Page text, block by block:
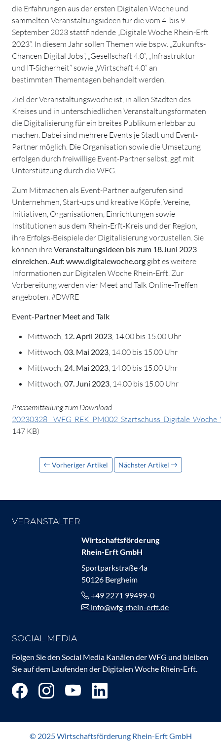
die Erfahrungen aus der ersten Digitalen Woche und
sammelten Veranstaltungsideen für die vom 4. bis 9.
September 2023 stattfindende „Digitale Woche Rhein-Erft
2023“. In diesem Jahr sollen Themen wie bspw. „Zukunfts-
Chancen Digital Jobs“, „Gesellschaft 4.0“, „Infrastruktur
und IT-Sicherheit“ sowie „Wirtschaft 4.0“ an
bestimmten Thementagen behandelt werden.
Ziel der Veranstaltungswoche ist, in allen Städten des
Kreises und in unterschiedlichen Veranstaltungsformaten
die Digitalisierung für ein breites Publikum erlebbar zu
machen. Dabei sind mehrere Events je Stadt und Event-
Partner möglich. Die Organisation sowie die Umsetzung
erfolgen durch freiwillige Event-Partner selbst, ggf. mit
Unterstützung durch die WFG.
Zum Mitmachen als Event-Partner aufgerufen sind
Unternehmen, Start-ups und kreative Köpfe, Vereine,
Initiativen, Organisationen, Einrichtungen sowie
Institutionen aus dem Rhein-Erft-Kreis und der Region,
ihre Erfolgs-Beispiele der Digitalisierung vorzustellen. Sie
können ihreVeranstaltungsideen bis zum 18.Juni 2023
einreichen. Auf: www.digitalewoche.org gibt es weitere
Informationen zur Digitalen Woche Rhein-Erft. Zur
Vorbereitung werden vier Meet and Talk Online-Treffen
angeboten. #DWRE
Event-Partner Meet and Talk
Mittwoch, 12. April 2023, 14.00 bis 15.00 Uhr
Mittwoch,03. Mai 2023, 14.00 bis 15.00 Uhr
Mittwoch, 24. Mai 2023, 14.00 bis 15.00 Uhr
Mittwoch,07. Juni 2023, 14.00 bis 15.00 Uhr
Pressemitteilung zum Download
147 KB)
Vorheriger Artikel Nächster Artikel
VERANSTALTER
Wirtschaftsförderung
Rhein-Erft GmbH
Sportparkstraße 4a
50126 Bergheim
+49 2271 99499-0
info@wfg-rhein-erft.de
SOCIAL MEDIA
Folgen Sie den Social Media Kanälen der WFG und bleiben
Sie auf dem Laufenden der Digitalen Woche Rhein-Erft.
© 2025 Wirtschaftsförderung Rhein-Erft GmbH